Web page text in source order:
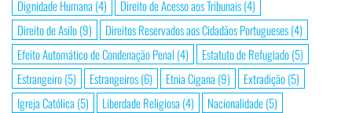
Dignidade Humana (4) Direito de Acesso aos Tribunais(4)
Direito de Asilo(9) Direitos Reservados aos Cidadãos Portugueses(4)
Efeito Automático de Condenação Penal (4) Estatuto de Refugiado(5)
Estrangeiro(5) Estrangeiros(6) Etnia Cigana (9) Extradição(5)
Igreja Católica (5) Liberdade Religiosa (4) Nacionalidade(5)